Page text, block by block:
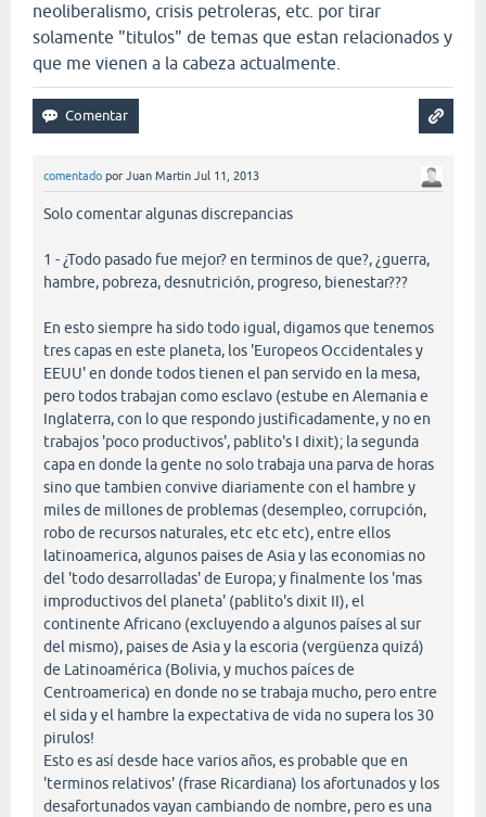
neoliberalismo, crisis petroleras, etc. por tirar
solamente "titulos" de temas que estan relacionados y
que me vienen a la cabeza actualmente.
comentado por Juan Martin Jul 11, 2013
Solo comentar algunas discrepancias
1 - ¿Todo pasado fue mejor? en terminos de que?, ¿guerra,
hambre, pobreza, desnutrición, progreso, bienestar???
En esto siempre ha sido todo igual, digamos que tenemos
tres capas en este planeta, los 'Europeos Occidentales y
EEUU' en donde todos tienen el pan servido en la mesa,
pero todos trabajan como esclavo (estube en Alemania e
Inglaterra, con lo que respondo justificadamente, y no en
trabajos 'poco productivos', pablito's I dixit); la segunda
capa en donde la gente no solo trabaja una parva de horas
sino que tambien convive diariamente con el hambre y
miles de millones de problemas (desempleo, corrupción,
robo de recursos naturales, etc etc etc), entre ellos
latinoamerica, algunos paises de Asia y las economias no
del 'todo desarrolladas' de Europa; y finalmente los 'mas
improductivos del planeta' (pablito's dixit II), el
continente Africano (excluyendo a algunos países al sur
del mismo), paises de Asia y la escoria (vergüenza quizá)
de Latinoamérica (Bolivia, y muchos paíces de
Centroamerica) en donde no se trabaja mucho, pero entre
el sida y el hambre la expectativa de vida no supera los 30
pirulos!
Esto es así desde hace varios años, es probable que en
'terminos relativos' (frase Ricardiana) los afortunados y los
desafortunados vayan cambiando de nombre, pero es una